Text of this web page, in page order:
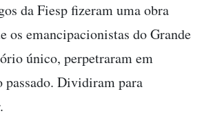
da Fiesp fizeram uma obra
os emancipacionistas do Grande
único, perpetraram em
passado. Dividiram para